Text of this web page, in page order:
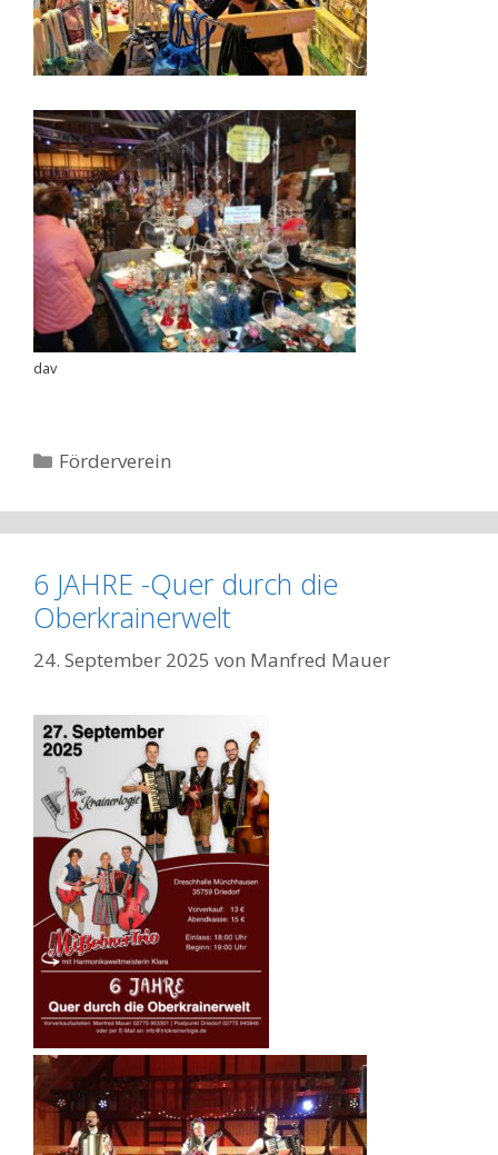
dav
Kategorien
Förderverein
6 JAHRE -Quer durch die
Oberkrainerwelt
24. September 2025 von Manfred Mauer